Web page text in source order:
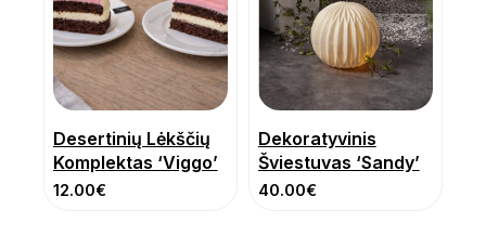
Desertinių Lėkščių
Komplektas ‘Viggo’
12.00€
Dekoratyvinis
Šviestuvas ‘Sandy’
40.00€